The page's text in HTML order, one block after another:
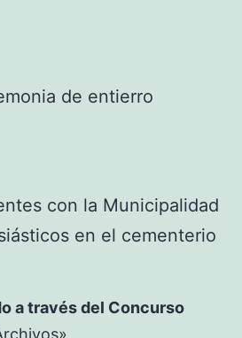
de entierro
con la Municipalidad
en el cementerio
a través del Concurso